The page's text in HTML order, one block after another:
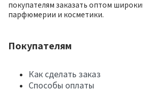
покупателям заказать оптом
парфюмерии и косметики.
Покупателям
Как сделать заказ
Способы оплаты